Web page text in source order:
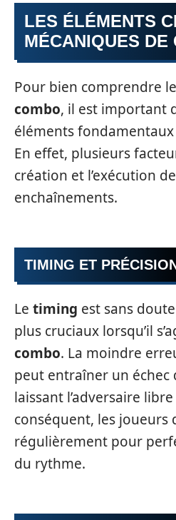
LES ÉLÉMENTS
MÉCANIQUES DE
Pour bien comprendre
combo, il est important
éléments
En effet, plusieurs
création et l’exécution
enchaînements.
TIMING ET
Le timing est sans
plus cruciaux lorsqu’il
combo. La moindre
peut entraîner un échec
laissant l’adversaire
conséquent, les joueurs
régulièrement pour
du rythme.